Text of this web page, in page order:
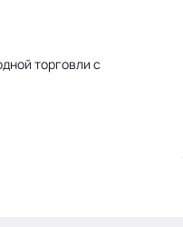
торговли с